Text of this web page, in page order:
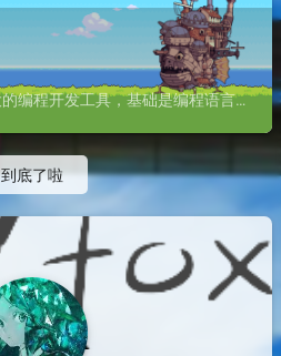
Visual Basic是一款功能强大的编程开发工具，基础是编程语言Basic ，为了让人们更好的学习编程而推出，也是老vb的最后一个版本。它拥有强大的c/s数据库开发功能，而且还引进了最新的a...
到底了啦